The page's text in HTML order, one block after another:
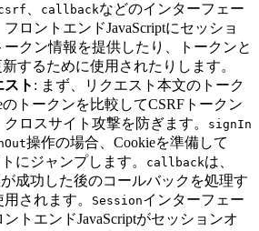
callbackなどのインターフェー
ロントエンドJavaScriptにセッショ
ークン情報を提供したり、トークンと
するために使用されたりします。
スト : まず、リクエスト本文のトーク
のトークンを比較してCSRFトークン
ロスサイト攻撃を防ぎます。
signIn
操作の場合、Cookieを準備して
にジャンプします。
callbackは、
成功した後のコールバックを処理す
されます。
Sessionインターフェー
トエンドJavaScriptがセッションオ